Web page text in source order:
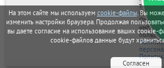
На этом сайте мы используем cookie-файлы. Вы
изменить настройки браузера. Продолжая
вы даете согласие на использование ваших
cookie-файлов данные будут
Согласен
тел. 7-
email: